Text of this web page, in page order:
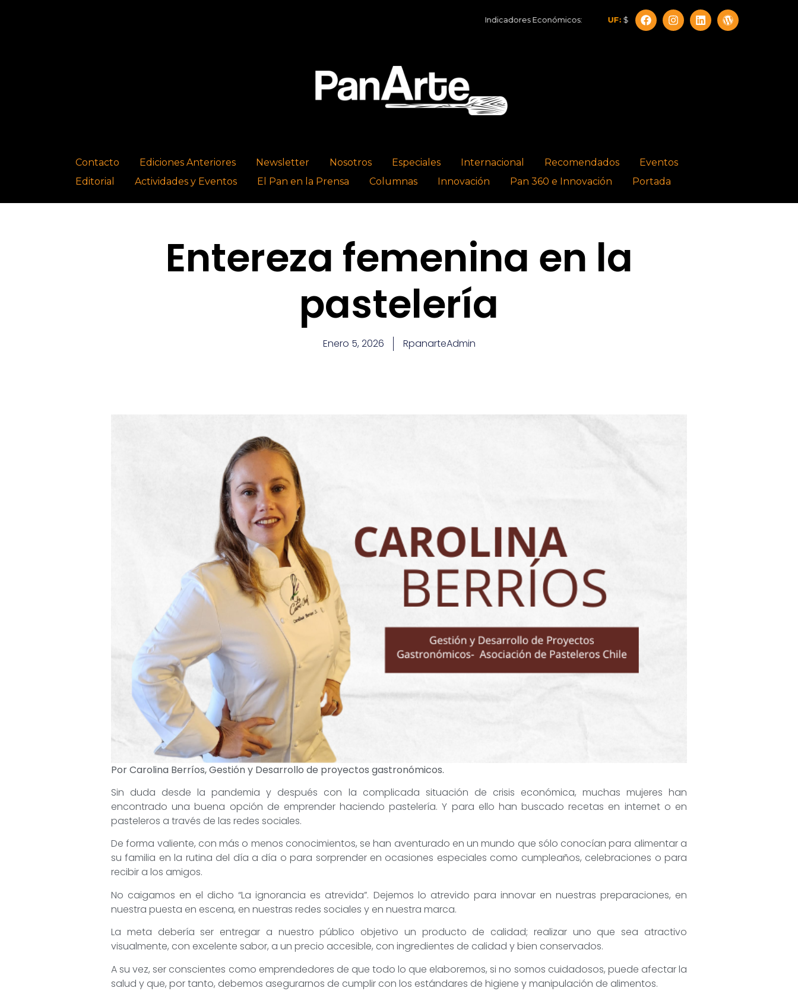
Indicadores Económicos: UF: $40.844,79 Dólar: $913,86 Euro:
Contacto Ediciones Anteriores Newsletter Nosotros Especiales Internacional Recomendados
Eventos
Editorial
Actividades y Eventos El Pan en la Prensa Columnas Innovación Pan 360 e Innovación Portada
Entereza femenina en la
pastelería
Enero 5, 2026 RpanarteAdmin
Por Carolina Berríos, Gestión y Desarrollo de proyectos gastronómicos.
Sin duda desde la pandemia y después con la complicada situación de crisis económica, muchas mujeres han
encontrado una buena opción de emprender haciendo pastelería. Y para ello han buscado recetas en internet o en
pasteleros a través de las redes sociales.
De forma valiente, con más o menos conocimientos, se han aventurado en un mundo que sólo conocían para alimentar a
su familia en la rutina del día a día o para sorprender en ocasiones especiales como cumpleaños, celebraciones o para
recibir a los amigos.
No caigamos en el dicho “La ignorancia es atrevida”. Dejemos lo atrevido para innovar en nuestras preparaciones, en
nuestra puesta en escena, en nuestras redes sociales y en nuestra marca.
La meta debería ser entregar a nuestro público objetivo un producto de calidad; realizar uno que sea atractivo
visualmente, con excelente sabor, a un precio accesible, con ingredientes de calidad y bien conservados.
A su vez, ser conscientes como emprendedores de que todo lo que elaboremos, si no somos cuidadosos, puede afectar la
salud y que, por tanto, debemos asegurarnos de cumplir con los estándares de higiene y manipulación de alimentos.